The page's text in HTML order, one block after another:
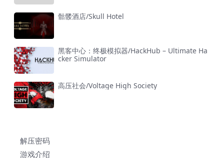
骷髅酒店/Skull Hotel
黑客中心：终极模拟器/HackHub – Ultimate Ha
cker Simulator
高压社会/Voltage High Society
解压密码
游戏介绍